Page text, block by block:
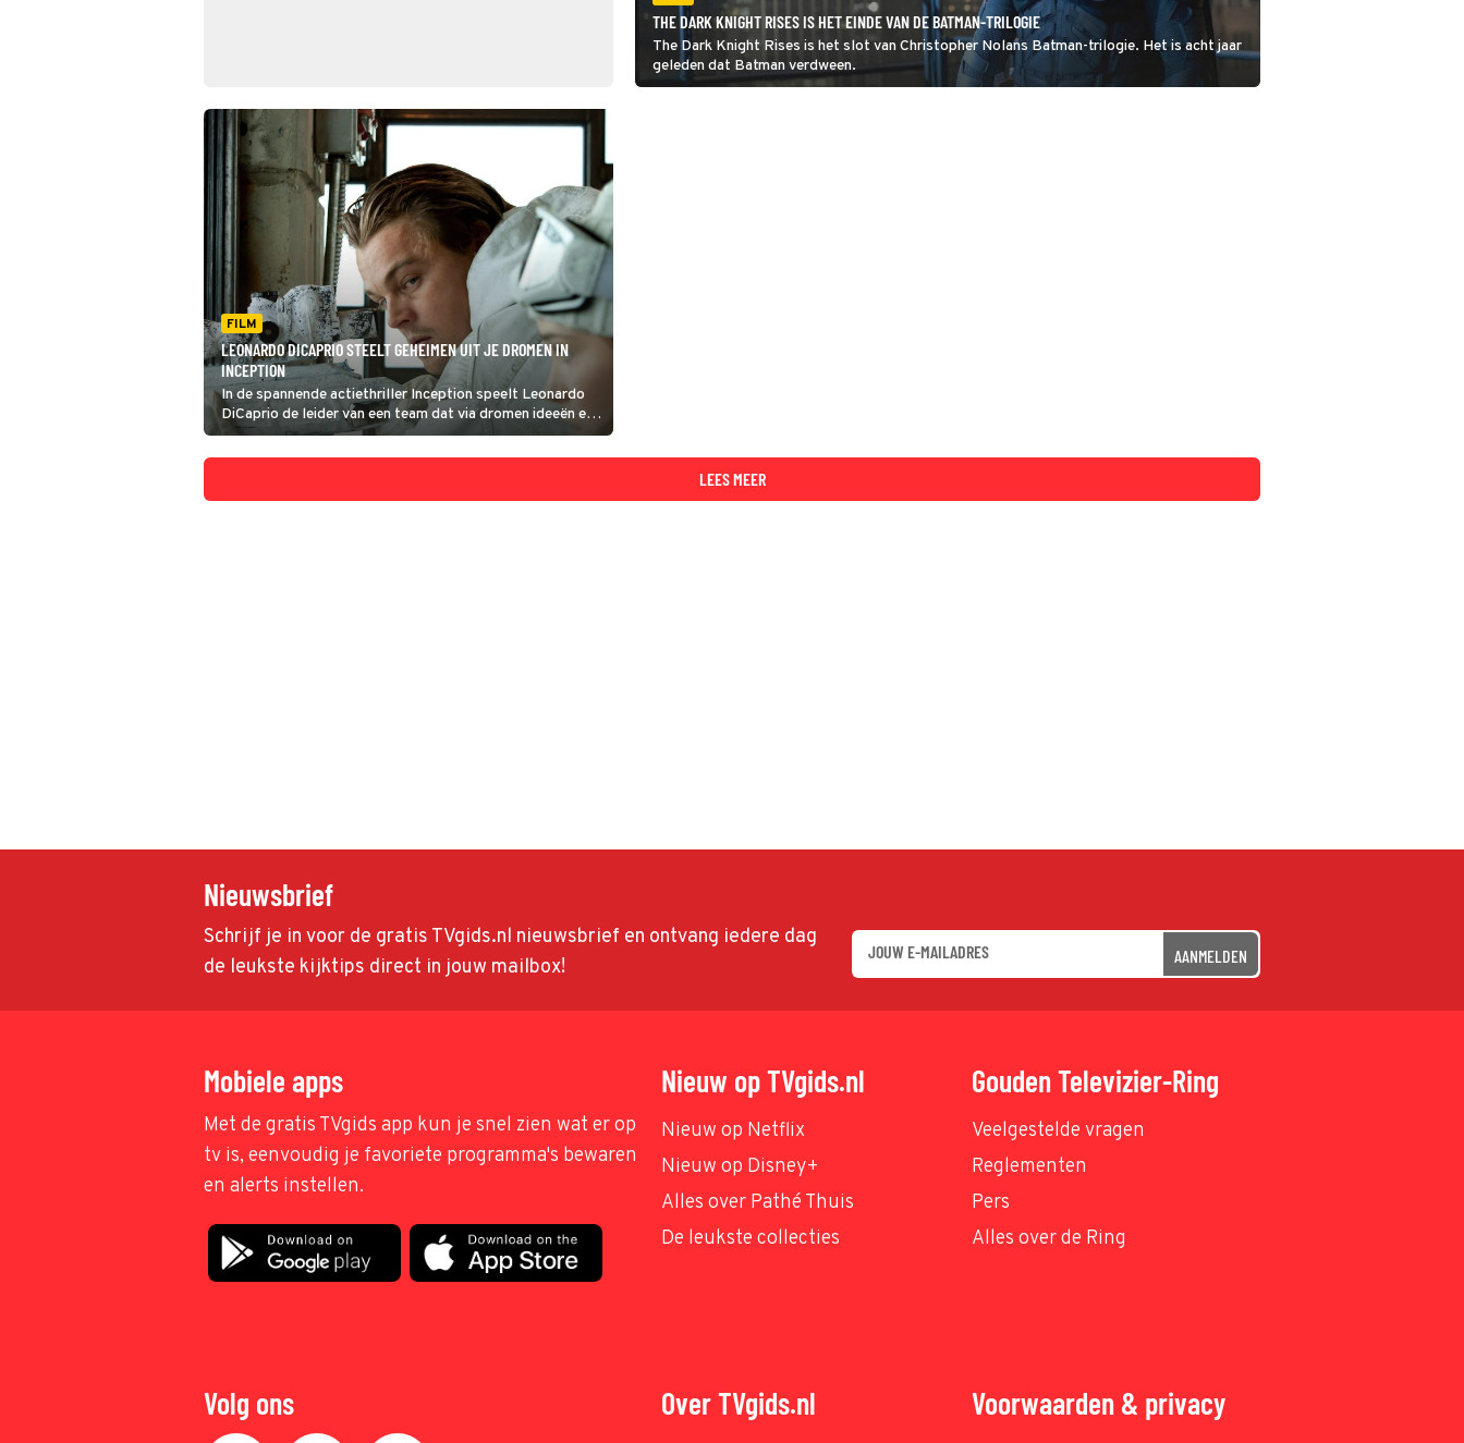
THE DARK KNIGHT RISES IS HET EINDE VAN DE BATMAN-TRILOGIE
The Dark Knight Rises is het slot van Christopher Nolans Batman-trilogie. Het is acht jaar
geleden dat Batman verdween.
FILM
LEONARDO DICAPRIO STEELT GEHEIMEN UIT JE DROMEN IN
INCEPTION
In de spannende actiethriller Inception speelt Leonardo
DiCaprio de leider van een team dat via dromen ideeën en
geheimen uit iemands gedachten kan stelen.
LEES MEER
Nieuwsbrief
Schrijf je in voor de gratis TVgids.nl nieuwsbrief en ontvang iedere dag
de leukste kijktips direct in jouw mailbox!
AANMELDEN
Mobiele apps
Met de gratis TVgids app kun je snel zien wat er op
tv is, eenvoudig je favoriete programma's bewaren
en alerts instellen.
Nieuw op TVgids.nl
Nieuw op Netflix
Nieuw op Disney+
Alles over Pathé Thuis
De leukste collecties
Gouden Televizier-Ring
Veelgestelde vragen
Reglementen
Pers
Alles over de Ring
Volg ons Over TVgids.nl Voorwaarden & privacy